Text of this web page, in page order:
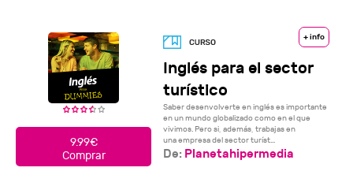
9.99€
Comprar
+ info
Inglés para el sector
turístico
Saber desenvolverte en inglés es importante
en un mundo globalizado como en el que
vivimos. Pero si, además, trabajas en
una empresa del sector turíst...
De: Planetahipermedia